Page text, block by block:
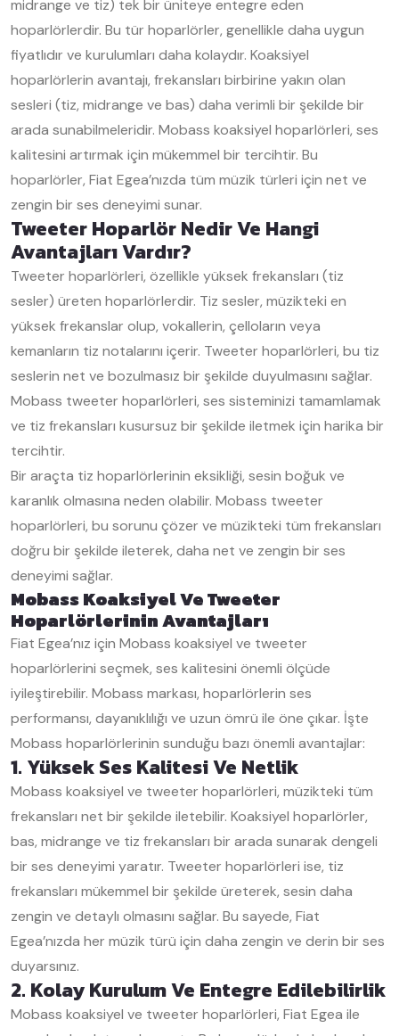
midrange ve tiz) tek bir üniteye entegre eden
hoparlörlerdir. Bu tür hoparlörler, genellikle daha uygun
fiyatlıdır ve kurulumları daha kolaydır. Koaksiyel
hoparlörlerin avantajı, frekansları birbirine yakın olan
sesleri (tiz, midrange ve bas) daha verimli bir şekilde bir
arada sunabilmeleridir. Mobass koaksiyel hoparlörleri, ses
kalitesini artırmak için mükemmel bir tercihtir. Bu
hoparlörler, Fiat Egea’nızda tüm müzik türleri için net ve
zengin bir ses deneyimi sunar.
Tweeter Hoparlör Nedir Ve Hangi
Avantajları Vardır?
Tweeter hoparlörleri, özellikle yüksek frekansları (tiz
sesler) üreten hoparlörlerdir. Tiz sesler, müzikteki en
yüksek frekanslar olup, vokallerin, çelloların veya
kemanların tiz notalarını içerir. Tweeter hoparlörleri, bu tiz
seslerin net ve bozulmasız bir şekilde duyulmasını sağlar.
Mobass tweeter hoparlörleri, ses sisteminizi tamamlamak
ve tiz frekansları kusursuz bir şekilde iletmek için harika bir
tercihtir.
Bir araçta tiz hoparlörlerinin eksikliği, sesin boğuk ve
karanlık olmasına neden olabilir. Mobass tweeter
hoparlörleri, bu sorunu çözer ve müzikteki tüm frekansları
doğru bir şekilde ileterek, daha net ve zengin bir ses
deneyimi sağlar.
Mobass Koaksiyel Ve Tweeter
Hoparlörlerinin Avantajları
Fiat Egea’nız için Mobass koaksiyel ve tweeter
hoparlörlerini seçmek, ses kalitesini önemli ölçüde
iyileştirebilir. Mobass markası, hoparlörlerin ses
performansı, dayanıklılığı ve uzun ömrü ile öne çıkar. İşte
Mobass hoparlörlerinin sunduğu bazı önemli avantajlar:
1. Yüksek Ses Kalitesi Ve Netlik
Mobass koaksiyel ve tweeter hoparlörleri, müzikteki tüm
frekansları net bir şekilde iletebilir. Koaksiyel hoparlörler,
bas, midrange ve tiz frekansları bir arada sunarak dengeli
bir ses deneyimi yaratır. Tweeter hoparlörleri ise, tiz
frekansları mükemmel bir şekilde üreterek, sesin daha
zengin ve detaylı olmasını sağlar. Bu sayede, Fiat
Egea’nızda her müzik türü için daha zengin ve derin bir ses
duyarsınız.
2. Kolay Kurulum Ve Entegre Edilebilirlik
Mobass koaksiyel ve tweeter hoparlörleri, Fiat Egea ile